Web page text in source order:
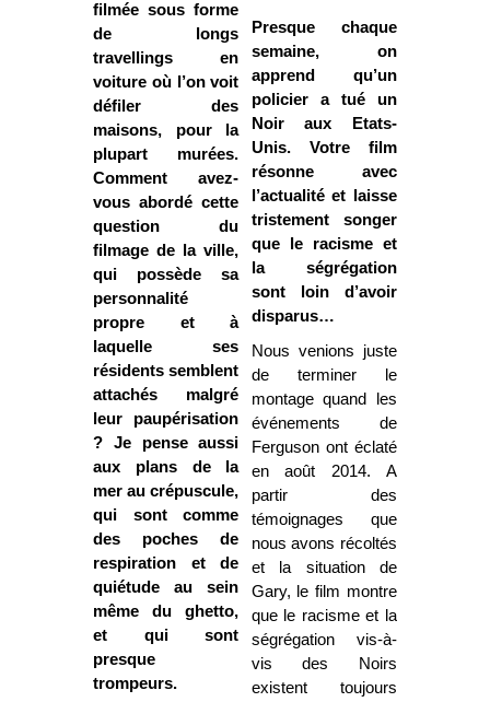
filmée sous forme
de longs
travellings en
voiture où l’on voit
défiler des
maisons, pour la
plupart murées.
Comment avez-
vous abordé cette
question du
filmage de la ville,
qui possède sa
personnalité
propre et à
laquelle ses
résidents semblent
attachés malgré
leur paupérisation
? Je pense aussi
aux plans de la
mer au crépuscule,
qui sont comme
des poches de
respiration et de
quiétude au sein
même du ghetto,
et qui sont
presque
trompeurs.
Presque chaque
semaine, on
apprend qu’un
policier a tué un
Noir aux Etats-
Unis. Votre film
résonne avec
l’actualité et laisse
tristement songer
que le racisme et
la ségrégation
sont loin d’avoir
disparus…
Nous venions juste
de terminer le
montage quand les
événements de
Ferguson ont éclaté
en août 2014. A
partir des
témoignages que
nous avons récoltés
et la situation de
Gary, le film montre
que le racisme et la
ségrégation vis-à-
vis des Noirs
existent toujours